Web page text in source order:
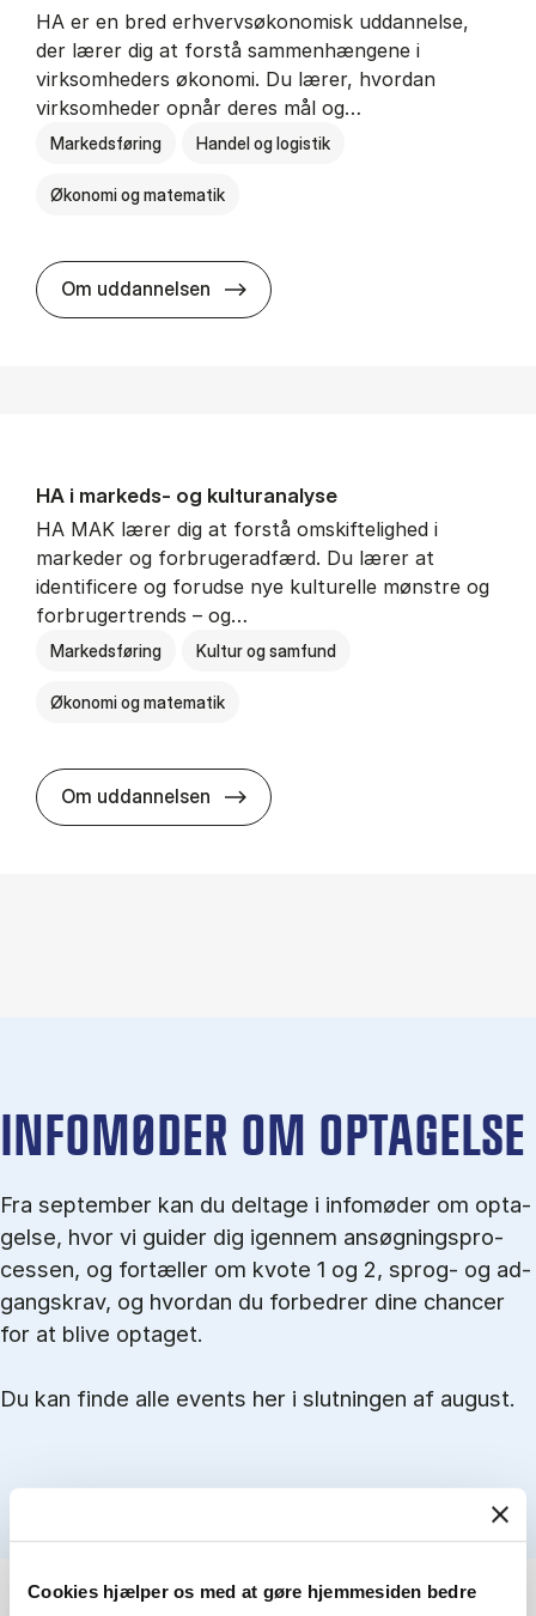
Cookies hjælper os med at gøre hjemmesiden bedre
HA er en bred erhvervsøkonomisk uddannelse,
der lærer dig at forstå sammenhængene i
virksomheders økonomi. Du lærer, hvordan
virksomheder opnår deres mål og…
Markedsføring Handel og logistik
Økonomi og matematik
Om uddannelsen HA al­men erhvervs­økonomi
HA i mar­keds- og kul­tu­r­a­na­ly­se
HA MAK lærer dig at forstå omskiftelighed i
markeder og forbrugeradfærd. Du lærer at
identificere og forudse nye kulturelle mønstre og
forbrugertrends – og…
Markedsføring Kultur og samfund
Økonomi og matematik
Om uddannelsen HA i mar­keds- og kul­tu­r­a­na­ly­se
IN­FO­MØ­DER OM OP­TA­GEL­SE
Fra september kan du del­tage i in­fo­mø­der om op­ta­
gel­se, hvor vi gu­i­der dig igen­nem an­søg­nings­pro­
ces­sen, og for­tæl­ler om kvo­te 1 og 2, sprog- og ad­
gangs­krav, og hvordan du forbedrer dine chancer
for at blive optaget.
Du kan finde alle events her i slutningen af august.